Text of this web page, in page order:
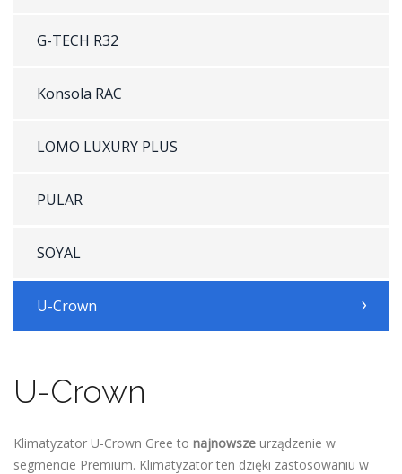
G-TECH R32
Konsola RAC
LOMO LUXURY PLUS
PULAR
SOYAL
U-Crown
U-Crown
Klimatyzator U-Crown Gree to najnowsze urządzenie w
segmencie Premium. Klimatyzator ten dzięki zastosowaniu w